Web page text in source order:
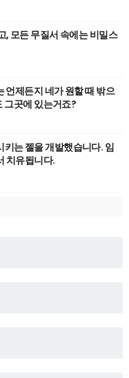
, 모든 무질서 속에는 비밀스
제든지 네가 원할 때 밖으
그곳에 있는거죠?
는 젤을 개발했습니다. 임
치유됩니다.